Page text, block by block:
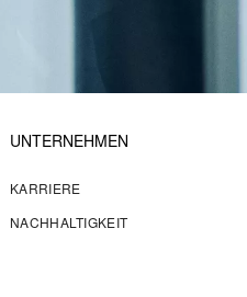
UNTERNEHMEN
KARRIERE
NACHHALTIGKEIT